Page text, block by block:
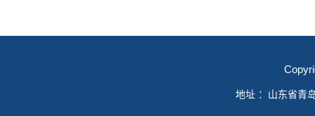
地址 ：山东省青